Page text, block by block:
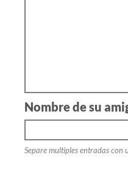
Nombre de su
Separe multiples entradas con